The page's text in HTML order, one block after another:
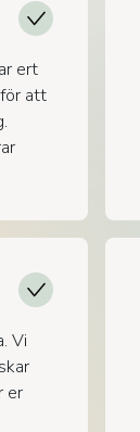
ert
att
Vi
er